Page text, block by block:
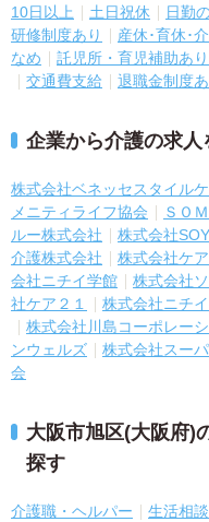
10日以上
土日祝休 日勤
研修制度あり
産休･育休･
なめ
託児所・育児補助あり
交通費支給
退職金制度あ
企業から介護の求人
株式会社ベネッセスタイル
メニティライフ協会
ＳＯ
ルー株式会社
株式会社
介護株式会社
株式会社ケ
会社ニチイ学館
株式会社
社ケア２１
株式会社ニチ
株式会社川島コーポレー
ンウェルズ
株式会社スー
会
大阪市旭区(大阪府)
探す
介護職・ヘルパー 生活相